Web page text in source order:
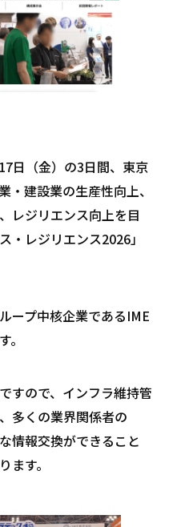
日（金）の3日間、東京
・建設業の生産性向上、
レジリエンス向上を目
・レジリエンス2026」
ープ中核企業であるIME
すので、インフラ維持管
多くの業界関係者の
情報交換ができること
ます。